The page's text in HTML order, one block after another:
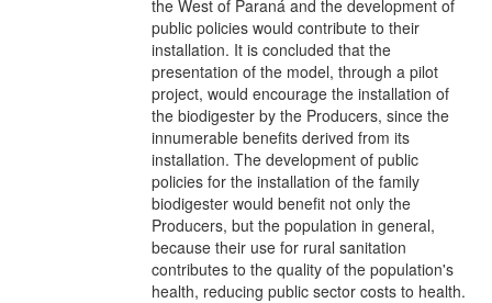
the West of Paraná and the development of
public policies would contribute to their
installation. It is concluded that the
presentation of the model, through a pilot
project, would encourage the installation of
the biodigester by the Producers, since the
innumerable benefits derived from its
installation. The development of public
policies for the installation of the family
biodigester would benefit not only the
Producers, but the population in general,
because their use for rural sanitation
contributes to the quality of the population's
health, reducing public sector costs to health.